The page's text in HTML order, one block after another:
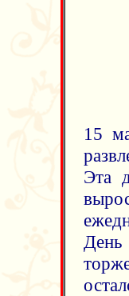
15
Эта